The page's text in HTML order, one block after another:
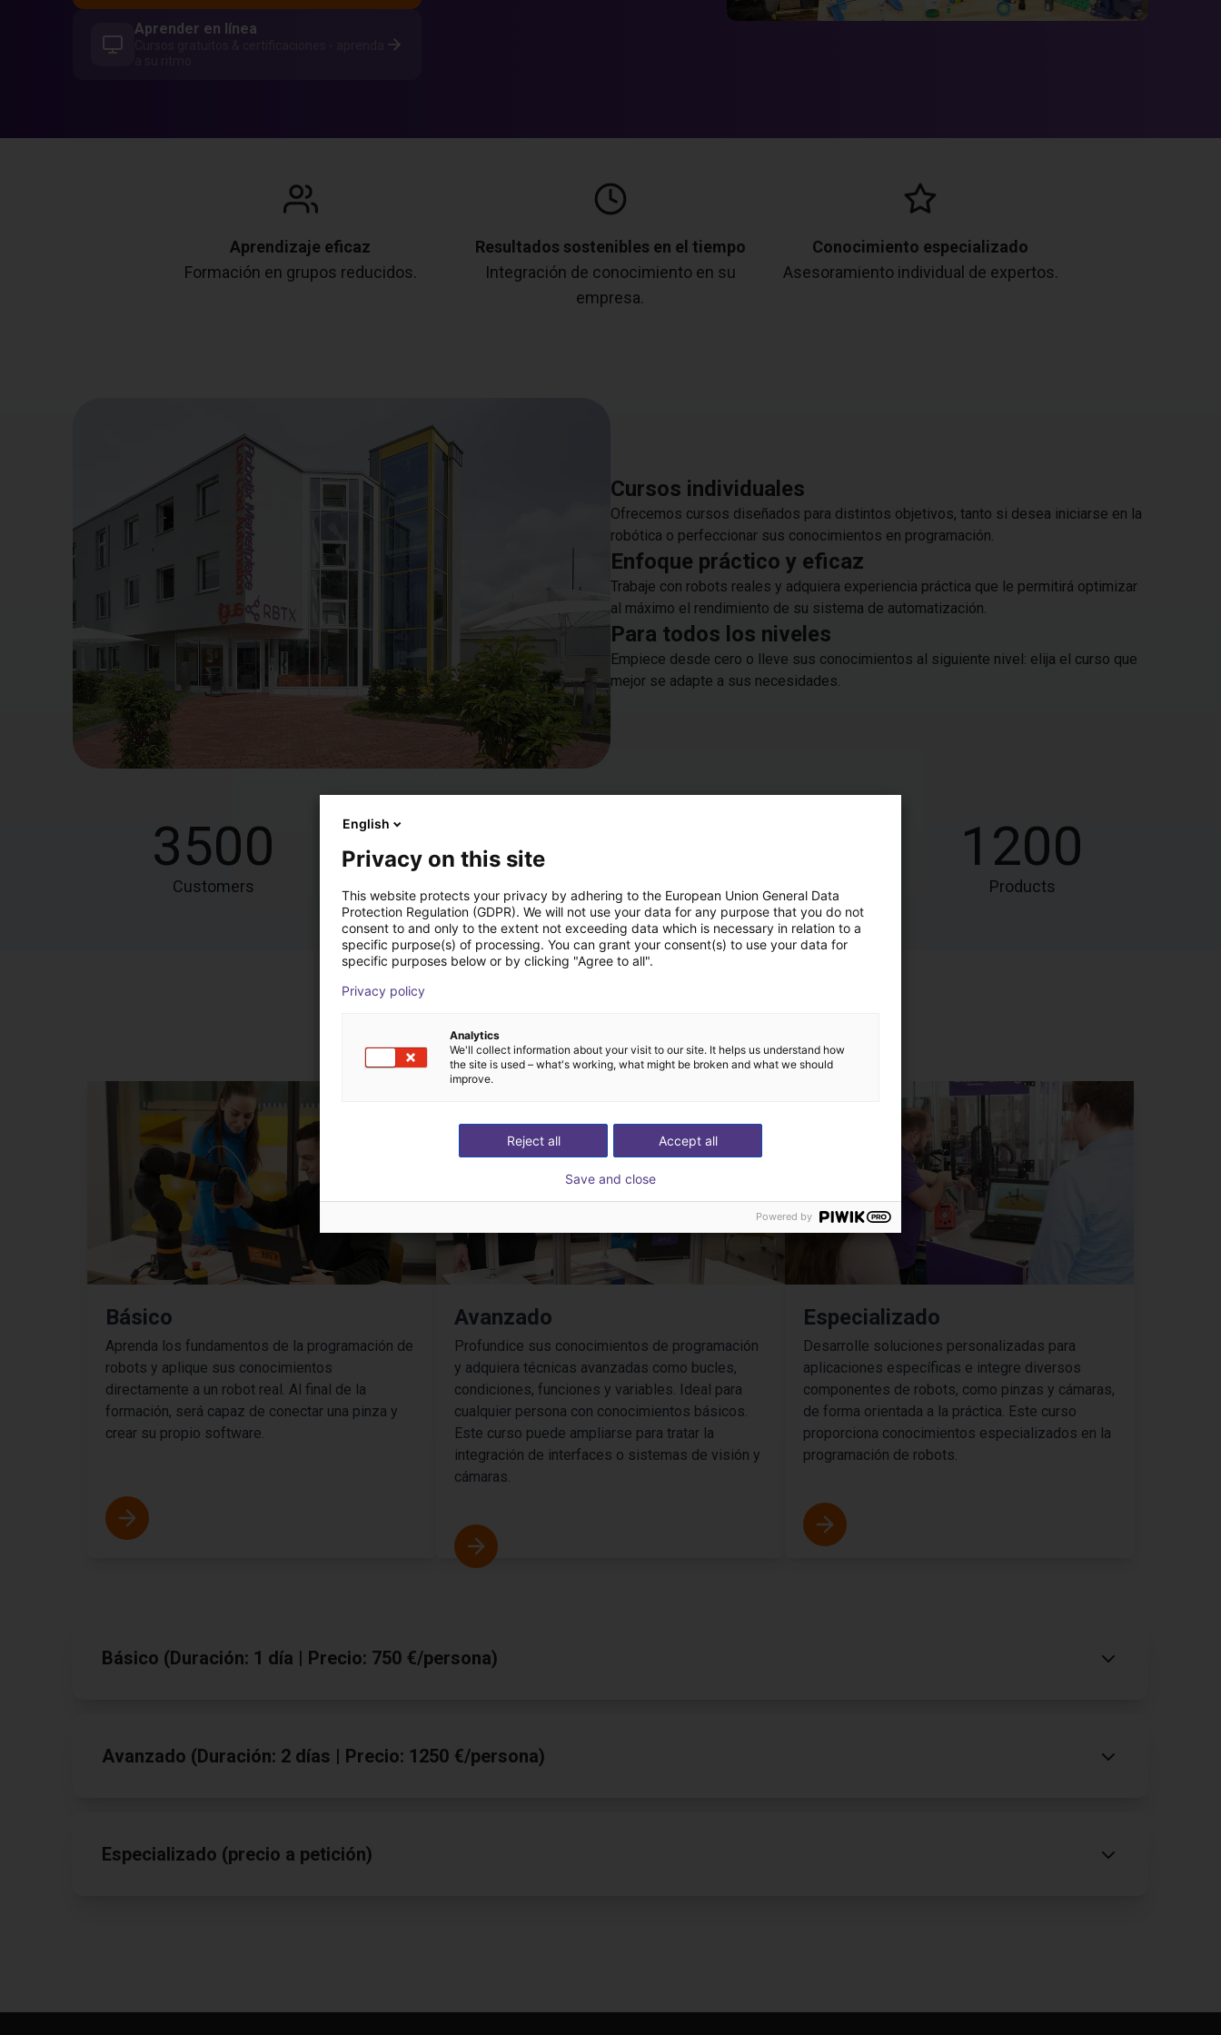
Aprender en línea
Aprendizaje eficaz
Formación en grupos reducidos.
Resultados sostenibles en el tiempo
Integración de conocimiento en su
empresa.
Conocimiento especializado
Asesoramiento individual de expertos.
Cursos individuales
Ofrecemos cursos diseñados para distintos objetivos, tanto si desea iniciarse en la
robótica o perfeccionar sus conocimientos en programación.
Enfoque práctico y eficaz
Trabaje con robots reales y adquiera experiencia práctica que le permitirá optimizar
al máximo el rendimiento de su sistema de automatización.
Para todos los niveles
Empiece desde cero o lleve sus conocimientos al siguiente nivel: elija el curso que
mejor se adapte a sus necesidades.
3500
Customers
600
Application templates Global partner
1200
Products
Básico
Aprenda los fundamentos de la programación de
robots y aplique sus conocimientos
directamente a un robot real. Al final de la
formación, será capaz de conectar una pinza y
crear su propio software.
Avanzado
Profundice sus conocimientos de programación
y adquiera técnicas avanzadas como bucles,
condiciones, funciones y variables. Ideal para
cualquier persona con conocimientos básicos.
Este curso puede ampliarse para tratar la
integración de interfaces o sistemas de visión y
cámaras.
Especializado
Desarrolle soluciones personalizadas para
aplicaciones específicas e integre diversos
componentes de robots, como pinzas y cámaras,
de forma orientada a la práctica. Este curso
proporciona conocimientos especializados en la
programación de robots.
Básico (Duración: 1 día | Precio: 750 €/persona)
Avanzado (Duración: 2 días | Precio: 1250 €/persona)
Especializado (precio a petición)
English
Privacy on this site
This website protects your privacy by adhering to the European Union General Data
Protection Regulation (GDPR). We will not use your data for any purpose that you do not
consent to and only to the extent not exceeding data which is necessary in relation to a
specific purpose(s) of processing. You can grant your consent(s) to use your data for
specific purposes below or by clicking "Agree to all".
Privacy policy
Analytics
We'll collect information about your visit to our site. It helps us understand how
the site is used – what's working, what might be broken and what we should
improve.
Accept all
Reject all
Save and close
Powered by